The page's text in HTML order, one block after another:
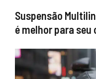
Suspensão
é melhor para seu